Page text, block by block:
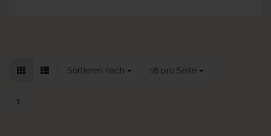
Sortieren nach
Sortieren nach 16 pro Seite
pro Seite
1